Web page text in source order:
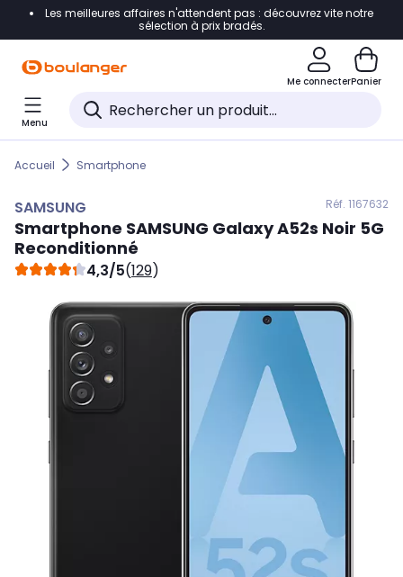
Accéder directement à la navigation
Accéder directement au pied de page
Accéder directement au chatbot
Les meilleures affaires n'attendent pas : découvrez vite notre
sélection à prix bradés.
Me connecterPanier
Menu
Accueil Smartphone
SAMSUNG Réf. 1167632
Smartphone SAMSUNG Galaxy A52s Noir 5G
Reconditionné
4,3/5(129)